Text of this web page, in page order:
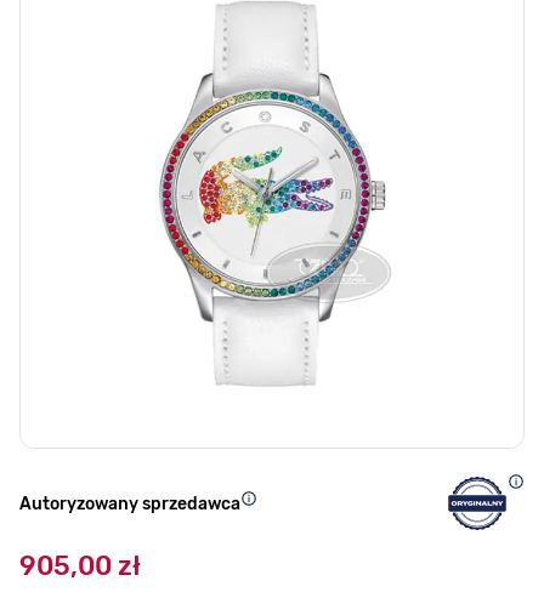
Autoryzowany sprzedawca
905,00 zł